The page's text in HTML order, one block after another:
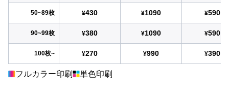
50~89枚 ¥430 ¥1090 ¥590
90~99枚 ¥380 ¥1090 ¥590
100枚~ ¥270 ¥990 ¥390
フルカラー印刷 単色印刷